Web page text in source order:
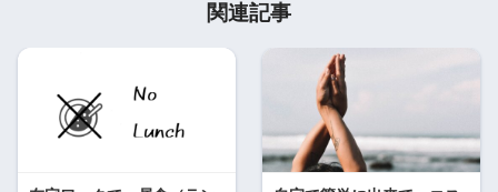
関連記事